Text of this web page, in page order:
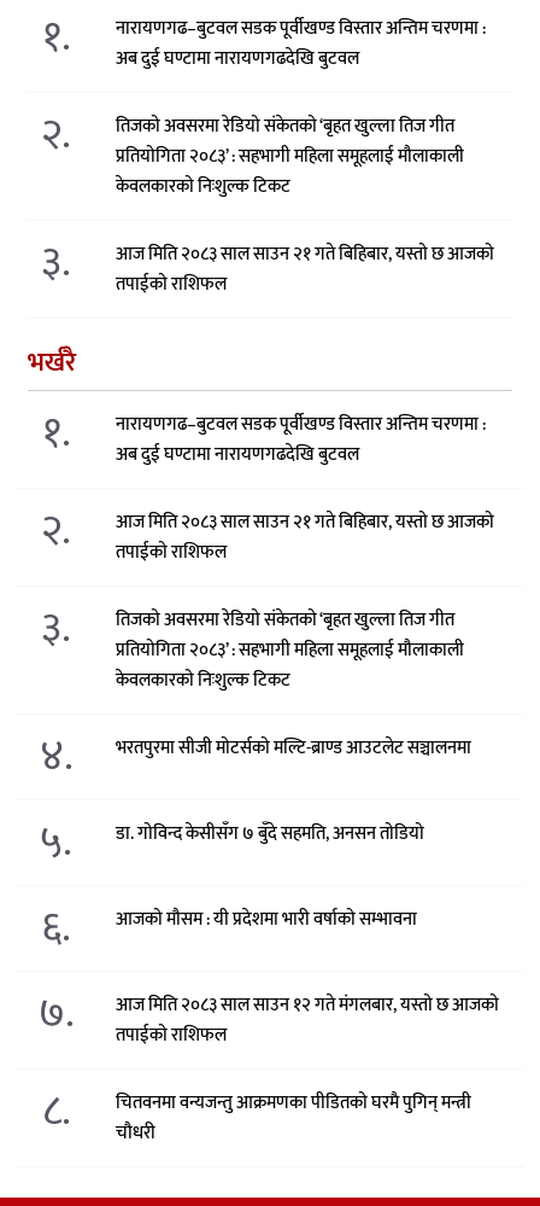
१.
नारायणगढ–बुटवल सडक पूर्वीखण्ड विस्तार अन्तिम चरणमा :
अब दुई घण्टामा नारायणगढदेखि बुटवल
२.
तिजको अवसरमा रेडियो संकेतको ‘बृहत खुल्ला तिज गीत
प्रतियोगिता २०८३’ : सहभागी महिला समूहलाई मौलाकाली
केवलकारको निःशुल्क टिकट
३.
आज मिति २०८३ साल साउन २१ गते बिहिबार, यस्तो छ आजको
तपाईको राशिफल
भर्खरै
१.
नारायणगढ–बुटवल सडक पूर्वीखण्ड विस्तार अन्तिम चरणमा :
अब दुई घण्टामा नारायणगढदेखि बुटवल
२.
आज मिति २०८३ साल साउन २१ गते बिहिबार, यस्तो छ आजको
तपाईको राशिफल
३.
तिजको अवसरमा रेडियो संकेतको ‘बृहत खुल्ला तिज गीत
प्रतियोगिता २०८३’ : सहभागी महिला समूहलाई मौलाकाली
केवलकारको निःशुल्क टिकट
४. भरतपुरमा सीजी मोटर्सको मल्टि-ब्राण्ड आउटलेट सञ्चालनमा
५. डा. गोविन्द केसीसँग ७ बुँदे सहमति, अनसन तोडियो
६. आजको मौसम : यी प्रदेशमा भारी वर्षाको सम्भावना
७.
आज मिति २०८३ साल साउन १२ गते मंगलबार, यस्तो छ आजको
तपाईको राशिफल
८.
चितवनमा वन्यजन्तु आक्रमणका पीडितको घरमै पुगिन् मन्त्री
चौधरी